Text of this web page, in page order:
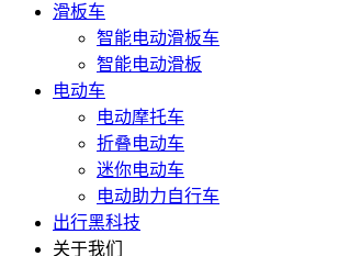
滑板车
智能电动滑板车
智能电动滑板
电动车
电动摩托车
折叠电动车
迷你电动车
电动助力自行车
出行黑科技
关于我们